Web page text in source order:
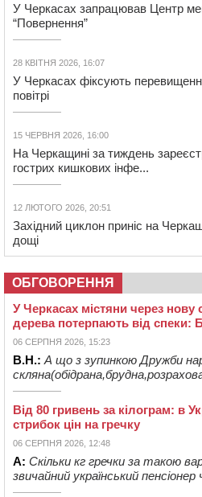
У Черкасах запрацював Центр
“Повернення”
28 КВІТНЯ 2026, 16:07
У Черкасах фіксують
повітрі
15 ЧЕРВНЯ 2026, 16:00
На Черкащині за тиждень
гострих кишкових інфе...
12 ЛЮТОГО 2026, 20:51
Західний циклон приніс на
дощі
ОБГОВОРЕННЯ
У Черкасах містяни через нову
дерева потерпають від спеки:
06 СЕРПНЯ 2026, 15:23
В.Н.: А що з зупинкою Дружби
Від 80 гривень за кілограм: в
стрибок цін на гречку
06 СЕРПНЯ 2026, 12:48
А: Скільки кг гречки за такою
звичайний український пенсіонер